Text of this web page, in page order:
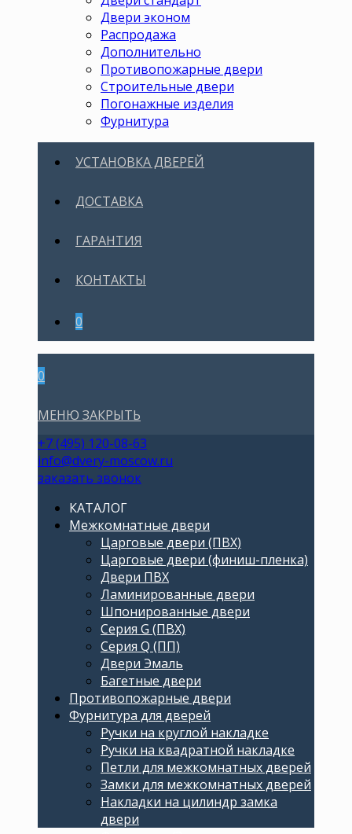
Двери эконом
Распродажа
Дополнительно
Противопожарные двери
Строительные двери
Погонажные изделия
Фурнитура
УСТАНОВКА ДВЕРЕЙ
ДОСТАВКА
ГАРАНТИЯ
КОНТАКТЫ
0
0
МЕНЮ ЗАКРЫТЬ
+7 (495) 120-08-63
info@dvery-moscow.ru
заказать звонок
КАТАЛОГ
Межкомнатные двери
Царговые двери (ПВХ)
Царговые двери (финиш-пленка)
Двери ПВХ
Ламинированные двери
Шпонированные двери
Серия G (ПВХ)
Серия Q (ПП)
Двери Эмаль
Багетные двери
Противопожарные двери
Фурнитура для дверей
Ручки на круглой накладке
Ручки на квадратной накладке
Петли для межкомнатных дверей
Замки для межкомнатных дверей
Накладки на цилиндр замка
двери